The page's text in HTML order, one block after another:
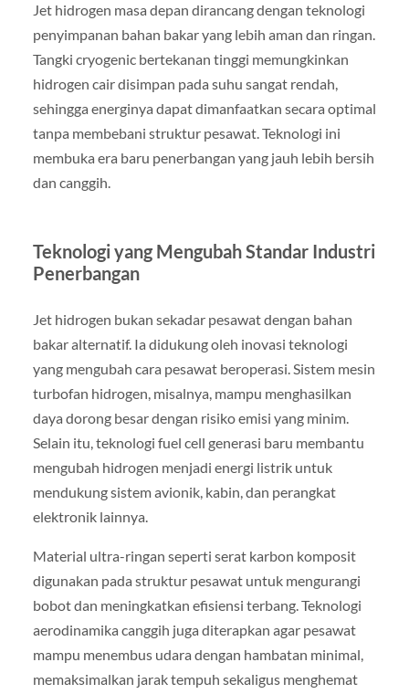
Jet hidrogen masa depan dirancang dengan teknologi
penyimpanan bahan bakar yang lebih aman dan ringan.
Tangki cryogenic bertekanan tinggi memungkinkan
hidrogen cair disimpan pada suhu sangat rendah,
sehingga energinya dapat dimanfaatkan secara optimal
tanpa membebani struktur pesawat. Teknologi ini
membuka era baru penerbangan yang jauh lebih bersih
dan canggih.
Teknologi yang Mengubah Standar Industri
Penerbangan
Jet hidrogen bukan sekadar pesawat dengan bahan
bakar alternatif. Ia didukung oleh inovasi teknologi
yang mengubah cara pesawat beroperasi. Sistem mesin
turbofan hidrogen, misalnya, mampu menghasilkan
daya dorong besar dengan risiko emisi yang minim.
Selain itu, teknologi fuel cell generasi baru membantu
mengubah hidrogen menjadi energi listrik untuk
mendukung sistem avionik, kabin, dan perangkat
elektronik lainnya.
Material ultra-ringan seperti serat karbon komposit
digunakan pada struktur pesawat untuk mengurangi
bobot dan meningkatkan efisiensi terbang. Teknologi
aerodinamika canggih juga diterapkan agar pesawat
mampu menembus udara dengan hambatan minimal,
memaksimalkan jarak tempuh sekaligus menghemat